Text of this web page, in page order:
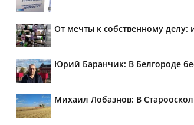
От мечты к собственному
Юрий Баранчик: В Белгороде
Михаил Лобазнов: В